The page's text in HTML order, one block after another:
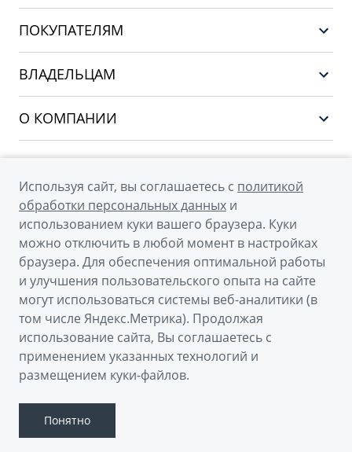
EX5
PREFACE
CITYRAY
ATLAS
OKAVANGO
MONJARO
ПОКУПАТЕЛЯМ
ВЛАДЕЛЬЦАМ
О КОМПАНИИ
Новости
Наша команда
Правовая информация
Контакты
Мы в соцсетях
© 2026
Официальный сайт Geely в России
Политика обработки персональных данных
Правовая информация
Сделано в ПЕРКС
Используя сайт, вы соглашаетесь с политикой
обработки персональных данных и
использованием куки вашего браузера. Куки
можно отключить в любой момент в настройках
браузера. Для обеспечения оптимальной работы
и улучшения пользовательского опыта на сайте
могут использоваться системы веб-аналитики (в
том числе Яндекс.Метрика). Продолжая
использование сайта, Вы соглашаетесь с
применением указанных технологий и
размещением куки-файлов.
Понятно